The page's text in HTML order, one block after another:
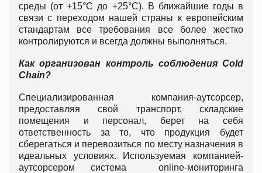
среды (от +15°С до +25°C). В ближайшие годы в
связи с переходом нашей страны к европейским
стандартам все требования все более жестко
контролируются и всегда должны выполняться.
Как организован контроль соблюдения Cold
Chain?
Специализированная компания-аутсорсер,
предоставляя свой транспорт, складские
помещения и персонал, берет на себя
ответственность за то, что продукция будет
сберегаться и перевозиться по месту назначения в
идеальных условиях. Используемая компанией-
аутсорсером система online-мониторинга